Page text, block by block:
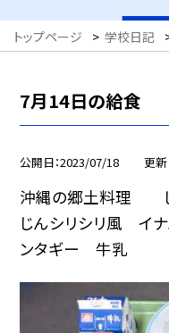
トップページ > 学校日記
7月14日の給食
公開日 2023/07/18 更
沖縄の郷土料理 し
じんシリシリ風 イ
ンタギー 牛乳